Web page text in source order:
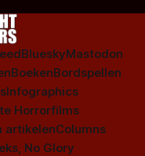
BlueskyMastodon
BoekenBordspellen
Infographics
Horrorfilms
artikelenColumns
No Glory